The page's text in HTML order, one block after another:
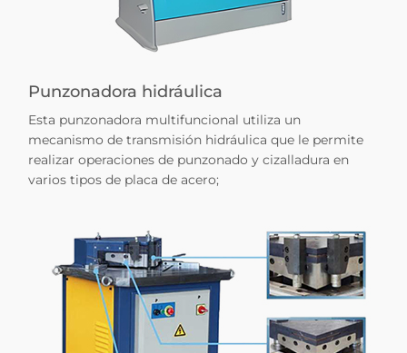
Punzonadora hidráulica
Esta punzonadora multifuncional utiliza un
mecanismo de transmisión hidráulica que le permite
realizar operaciones de punzonado y cizalladura en
varios tipos de placa de acero;